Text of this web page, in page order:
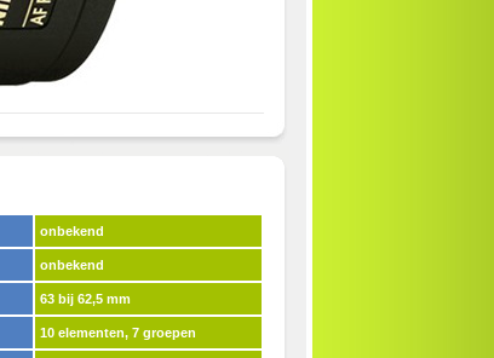
onbekend
onbekend
63 bij 62,5 mm
10 elementen, 7 groepen